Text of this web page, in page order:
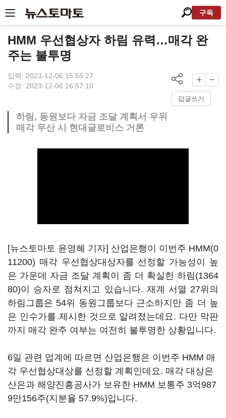
구독
HMM 우선협상자 하림 유력…매각 완
주는 불투명
입력: 2023-12-06 15:55:27
수정: 2023-12-06 16:57:10
답글쓰기
하림, 동원보다 자금 조달 계획서 우위
매각 무산 시 현대글로비스 거론
[뉴스토마토 윤영혜 기자] 산업은행이 이번주 HMM(0
11200) 매각 우선협상대상자를 선정할 가능성이 높
은 가운데 자금 조달 계획이 좀 더 확실한 하림(1364
80)이 승자로 점쳐지고 있습니다. 재계 서열 27위의
하림그룹은 54위 동원그룹보다 근소하지만 좀 더 높
은 인수가를 제시한 것으로 알려졌는데요. 다만 막판
까지 매각 완주 여부는 여전히 불투명한 상황입니다.
6일 관련 업계에 따르면 산업은행은 이번주 HMM 매
각 우선협상대상를 선정할 계획인데요. 매각 대상은
산은과 해양진흥공사가 보유한 HMM 보통주 3억987
9만156주(지분율 57.9%)입니다.